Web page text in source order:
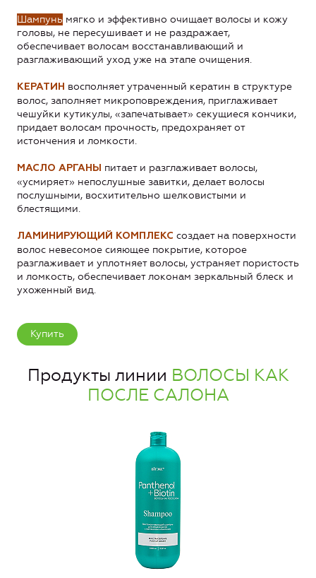
Шампунь мягко и эффективно очищает волосы и кожу
головы, не пересушивает и не раздражает,
обеспечивает волосам восстанавливающий и
разглаживающий уход уже на этапе очищения.
КЕРАТИН восполняет утраченный кератин в структуре
волос, заполняет микроповреждения, приглаживает
чешуйки кутикулы, «запечатывает» секущиеся кончики,
придает волосам прочность, предохраняет от
истончения и ломкости.
МАСЛО АРГАНЫ
питает и разглаживает волосы,
«усмиряет» непослушные завитки, делает волосы
послушными, восхитительно шелковистыми и
блестящими.
ЛАМИНИРУЮЩИЙ КОМПЛЕКС создает на поверхности
волос невесомое сияющее покрытие, которое
разглаживает и уплотняет волосы, устраняет пористость
и ломкость, обеспечивает локонам зеркальный блеск и
ухоженный вид.
Купить
Продукты линии ВОЛОСЫ КАК
ПОСЛЕ САЛОНА